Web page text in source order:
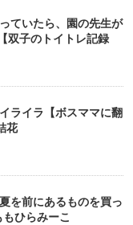
ていたら、園の先生が
双子のトイトレ記録
ライラ【ボスママに翻
花
を前にあるものを買っ
ひらみーこ